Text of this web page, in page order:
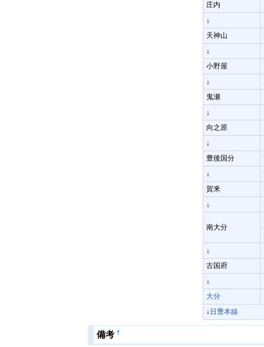
庄内
↓
天神山
↓
小野屋
↓
鬼瀬
↓
向之原
↓
豊後国分
↓
賀来
↓
南大分
↓
古国府
↓
大分
↓ 日豊本線
備考 †